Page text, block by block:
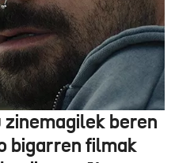
zinemagilek beren
bigarren filmak